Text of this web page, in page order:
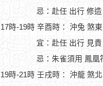
忌：赴任 出行 修
17時-19時 辛酉時： 沖兔 煞
宜：赴任 出行 見
忌：朱雀須用 鳳凰
19時-21時 壬戌時： 沖龍 煞